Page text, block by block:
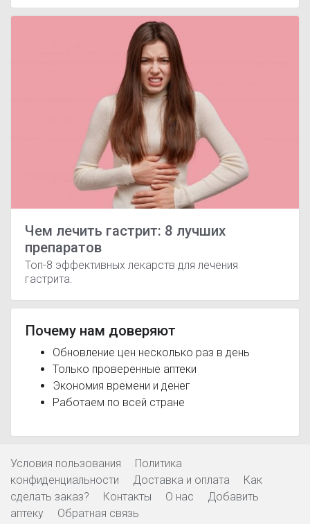
Чем лечить гастрит: 8 лучших
препаратов
Топ-8 эффективных лекарств для лечения
гастрита.
Почему нам доверяют
Обновление цен несколько раз в день
Только проверенные аптеки
Экономия времени и денег
Работаем по всей стране
Условия пользования
Политика
конфиденциальности
Доставка и оплата
Как
сделать заказ?
Контакты О нас
Добавить
аптеку
Обратная связь